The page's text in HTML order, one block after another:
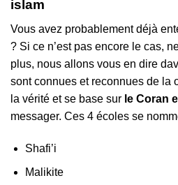
islam
Vous avez probablement déjà
? Si ce n’est pas encore le cas,
plus, nous allons vous en dire
sont connues et reconnues de la
la vérité et se base sur le Coran
messager. Ces 4 écoles se
Shafi’i
Malikite